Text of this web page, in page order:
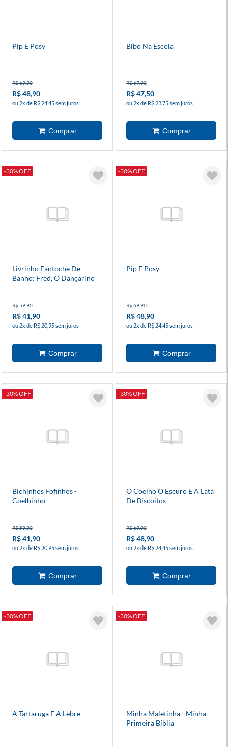
Pip E Posy
R$ 69,90
R$ 48,90
ou 2x de R$ 24,45 sem juros
Bibo Na Escola
R$ 67,90
R$ 47,50
ou 2x de R$ 23,75 sem juros
-30% OFF
Livrinho Fantoche De
Banho: Fred, O Dançarino
R$ 59,90
R$ 41,90
ou 2x de R$ 20,95 sem juros
-30% OFF
Pip E Posy
R$ 69,90
R$ 48,90
ou 2x de R$ 24,45 sem juros
-30% OFF
Bichinhos Fofinhos -
Coelhinho
R$ 59,90
R$ 41,90
ou 2x de R$ 20,95 sem juros
-30% OFF
O Coelho O Escuro E A Lata
De Biscoitos
R$ 69,90
R$ 48,90
ou 2x de R$ 24,45 sem juros
-30% OFF
A Tartaruga E A Lebre
-30% OFF
Minha Maletinha - Minha
Primeira Bíblia